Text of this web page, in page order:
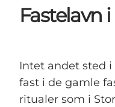
Byliv & Mad
Natur &
Praktisk
Fastelavn
Intet andet sted
fast i de gamle
ritualer som i